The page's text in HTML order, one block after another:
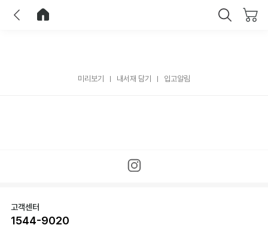
미리보기 내서재 담기 입고알림
고객센터
1544-9020